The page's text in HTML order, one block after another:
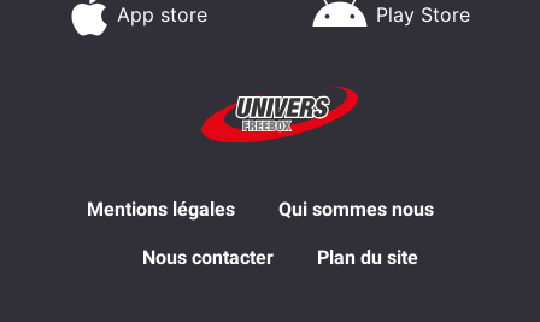
App store Play Store
Mentions légales Qui sommes nous
Nous contacter Plan du site